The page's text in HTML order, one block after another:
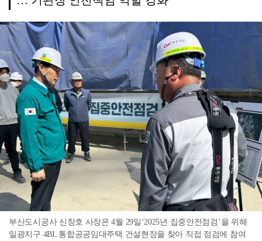
부산도시공사 신창호 사장은 4월 29일‘2025년 집중안전점검’을 위해
일광지구 4BL 통합공공임대주택 건설현장을 찾아 직접 점검에 참여